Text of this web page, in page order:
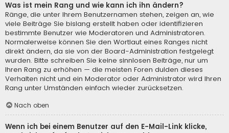
Was ist mein Rang und wie kann ich ihn ändern?
Ränge, die unter Ihrem Benutzernamen stehen, zeigen an, wie
viele Beiträge Sie bislang erstellt haben oder identifizieren
bestimmte Benutzer wie Moderatoren und Administratoren.
Normalerweise können Sie den Wortlaut eines Ranges nicht
direkt ändern, da sie von der Board-Administration festgelegt
wurden. Bitte schreiben Sie keine sinnlosen Beiträge, nur um
Ihren Rang zu erhöhen — die meisten Foren dulden dieses
Verhalten nicht und ein Moderator oder Administrator wird Ihren
Rang unter Umständen einfach wieder zurücksetzen.
Nach oben
Wenn ich bei einem Benutzer auf den E-Mail-Link klicke,